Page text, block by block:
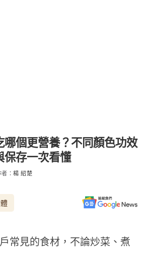
哪個更營養？不同顏色功效
存一次看懂
者：楊 紹楚
常見的食材，不論炒菜、煮